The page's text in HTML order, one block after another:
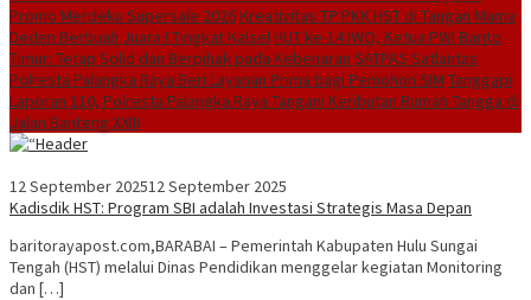
Promo Merdeka Supersale 2026Kreativitas TP PKK HST di Tangan Mama
Deden Berbuah Juara I Tingkat KalselHUT ke-14 IWO, Ketua PWI Barito
Timur: Tetap Solid dan Berpihak pada Kebenaran SATPAS Satlantas
Polresta Palangka Raya Beri Layanan Prima bagi Pemohon SIM Tanggapi
Laporan 110, Polresta Palangka Raya Tangani Keributan Rumah Tangga di
Jalan Banteng XXIII
12 September 202512 September 2025
Kadisdik HST: Program SBI adalah Investasi Strategis Masa Depan
baritorayapost.com,BARABAI – Pemerintah Kabupaten Hulu Sungai
Tengah (HST) melalui Dinas Pendidikan menggelar kegiatan Monitoring
dan […]